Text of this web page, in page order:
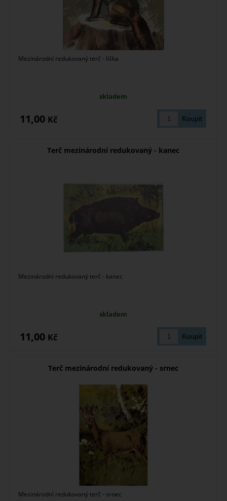
Mezinárodní redukovaný terč - liška
skladem
11,00 Kč
Terč mezinárodní redukovaný - kanec
Mezinárodní redukovaný terč - kanec
skladem
11,00 Kč
Terč mezinárodní redukovaný - srnec
Mezinárodní redukovaný terč - srnec